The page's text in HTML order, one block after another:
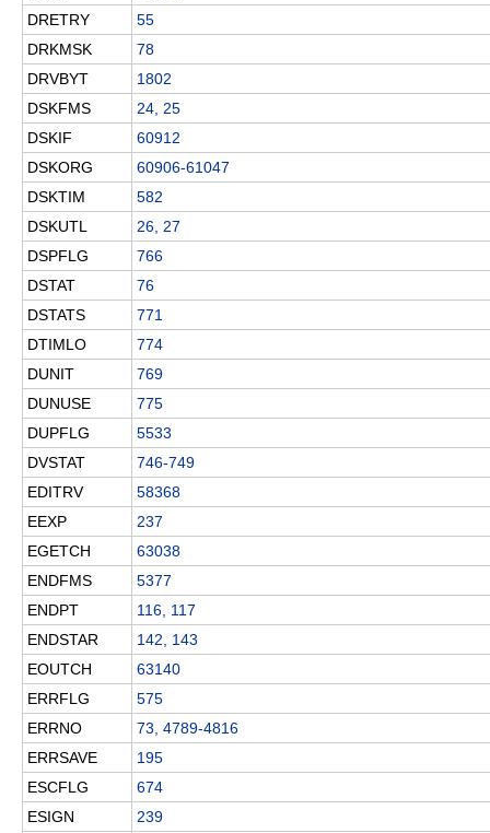
DRETRY
55
DRKMSK
78
DRVBYT
1802
DSKFMS
24, 25
DSKIF
60912
DSKORG
60906-61047
DSKTIM
582
DSKUTL
26, 27
DSPFLG
766
DSTAT
76
DSTATS
771
DTIMLO
774
DUNIT
769
DUNUSE
775
DUPFLG
5533
DVSTAT
746-749
EDITRV
58368
EEXP
237
EGETCH
63038
ENDFMS
5377
ENDPT
116, 117
ENDSTAR
142, 143
EOUTCH
63140
ERRFLG
575
ERRNO
73, 4789-4816
ERRSAVE
195
ESCFLG
674
ESIGN
239